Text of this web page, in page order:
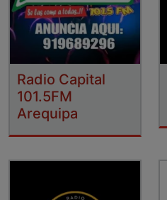
Radio Capital
101.5FM
Arequipa